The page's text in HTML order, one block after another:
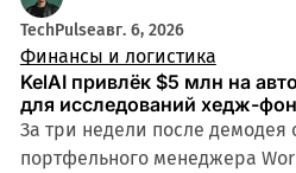
TechPulseавг. 6, 2026
Финансы и логистика
KelAI привлёк $5 млн на
для исследований хедж-
За три недели после демодея
портфельного менеджера